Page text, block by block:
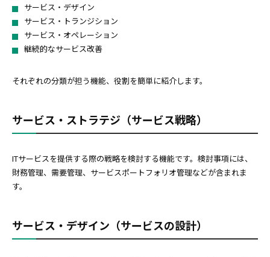
サービス・デザイン
サービス・トランジション
サービス・オペレーション
継続的なサービス改善
それぞれの分類が担う機能、役割を簡単に紹介します。
サービス・ストラテジ（サービス戦略）
ITサービスを提供する際の戦略を検討する機能です。検討事項には、
財務管理、需要管理、サービスポートフォリオ管理などが含まれま
す。
サービス・デザイン（サービスの設計）